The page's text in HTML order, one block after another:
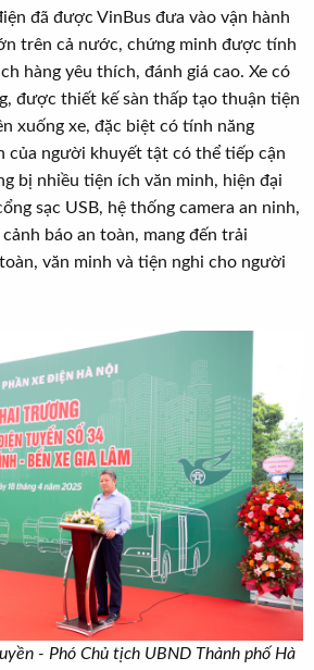
đã được VinBus đưa vào vận hành
trên cả nước, chứng minh được tính
hàng yêu thích, đánh giá cao. Xe có
được thiết kế sàn thấp tạo thuận tiện
xuống xe, đặc biệt có tính năng
của người khuyết tật có thể tiếp cận
bị nhiều tiện ích văn minh, hiện đại
sạc USB, hệ thống camera an ninh,
báo an toàn, mang đến trải
văn minh và tiện nghi cho người
- Phó Chủ tịch UBND Thành phố Hà